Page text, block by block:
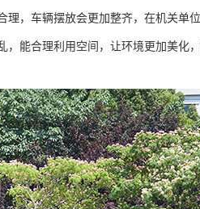
，车辆摆放会更加整齐，在机关单
能合理利用空间，让环境更加美化